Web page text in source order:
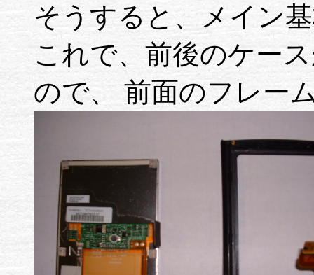
そうすると、メイン
これで、前後のケー
ので、 前面のフレー